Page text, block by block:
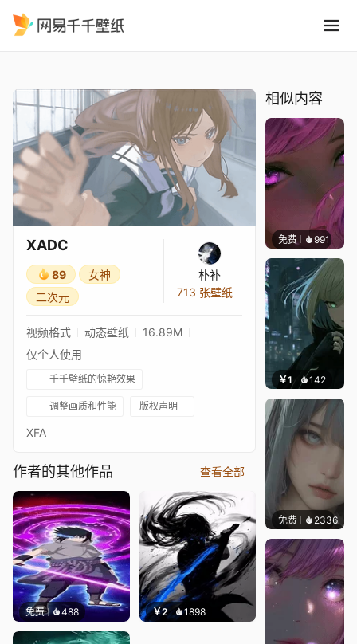
XADC
89
女神
二次元
朴补
713 张壁纸
视频格式 动态壁纸
16.89M
仅个人使用
千千壁纸的惊艳效果
调整画质和性能 版权声明
XFA
作者的其他作品 查看全部
免费 488 ￥2 1898
相似内容
免费 991辰东
￥1 142
免费 2336辰东